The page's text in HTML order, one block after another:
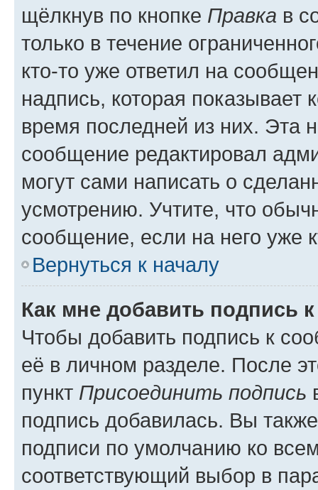
щёлкнув по кнопке Правка в
только в течение
кто-то уже ответил на
надпись, которая показывает
время последней из них. Эта
сообщение редактировал
могут сами написать о
усмотрению. Учтите, что
сообщение, если на него уже
Вернуться к началу
Как мне добавить подпись
Чтобы добавить подпись к
её в личном разделе. После
пункт Присоединить подпись
подпись добавилась. Вы
подписи по умолчанию ко
соответствующий выбор в